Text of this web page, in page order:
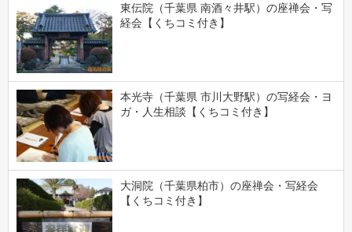
東伝院（千葉県 南酒々井駅）の座禅会・写
経会【くちコミ付き】
本光寺（千葉県 市川大野駅）の写経会・ヨ
ガ・人生相談【くちコミ付き】
大洞院（千葉県柏市）の座禅会・写経会
【くちコミ付き】